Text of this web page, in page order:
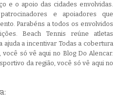
e o apoio das cidades envolvidas.
e apoiadores que
Parabéns a todos os envolvidos
Beach Tennis reúne atletas
a incentivar Todas a cobertura
só vê aqui no Blog Do Alencar.
da região, você só vê aqui no